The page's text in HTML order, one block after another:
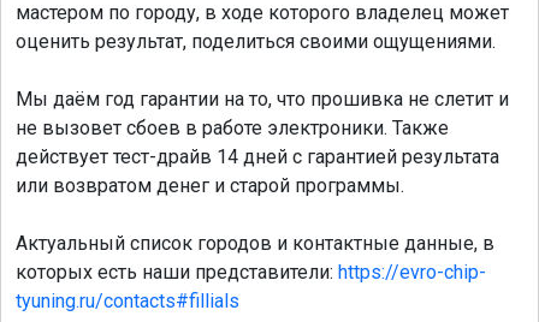
мастером по городу, в ходе которого владелец может
оценить результат, поделиться своими ощущениями.
Мы даём год гарантии на то, что прошивка не слетит и
не вызовет сбоев в работе электроники. Также
действует тест-драйв 14 дней с гарантией результата
или возвратом денег и старой программы.
Актуальный список городов и контактные данные, в
которых есть наши представители: https://evro-chip-
tyuning.ru/contacts#fillials